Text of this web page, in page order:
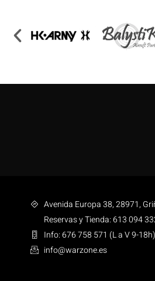
Avenida Europa 38, 28971,
Reservas y Tienda: 613 094
Info: 676 758 571 (L a V 9-18h)
info@warzone.es